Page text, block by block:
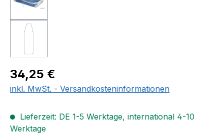
Regulärer Preis:
34,25 €
inkl. MwSt. - Versandkosteninformationen
Lieferzeit: DE 1-5 Werktage, international 4-10
Werktage